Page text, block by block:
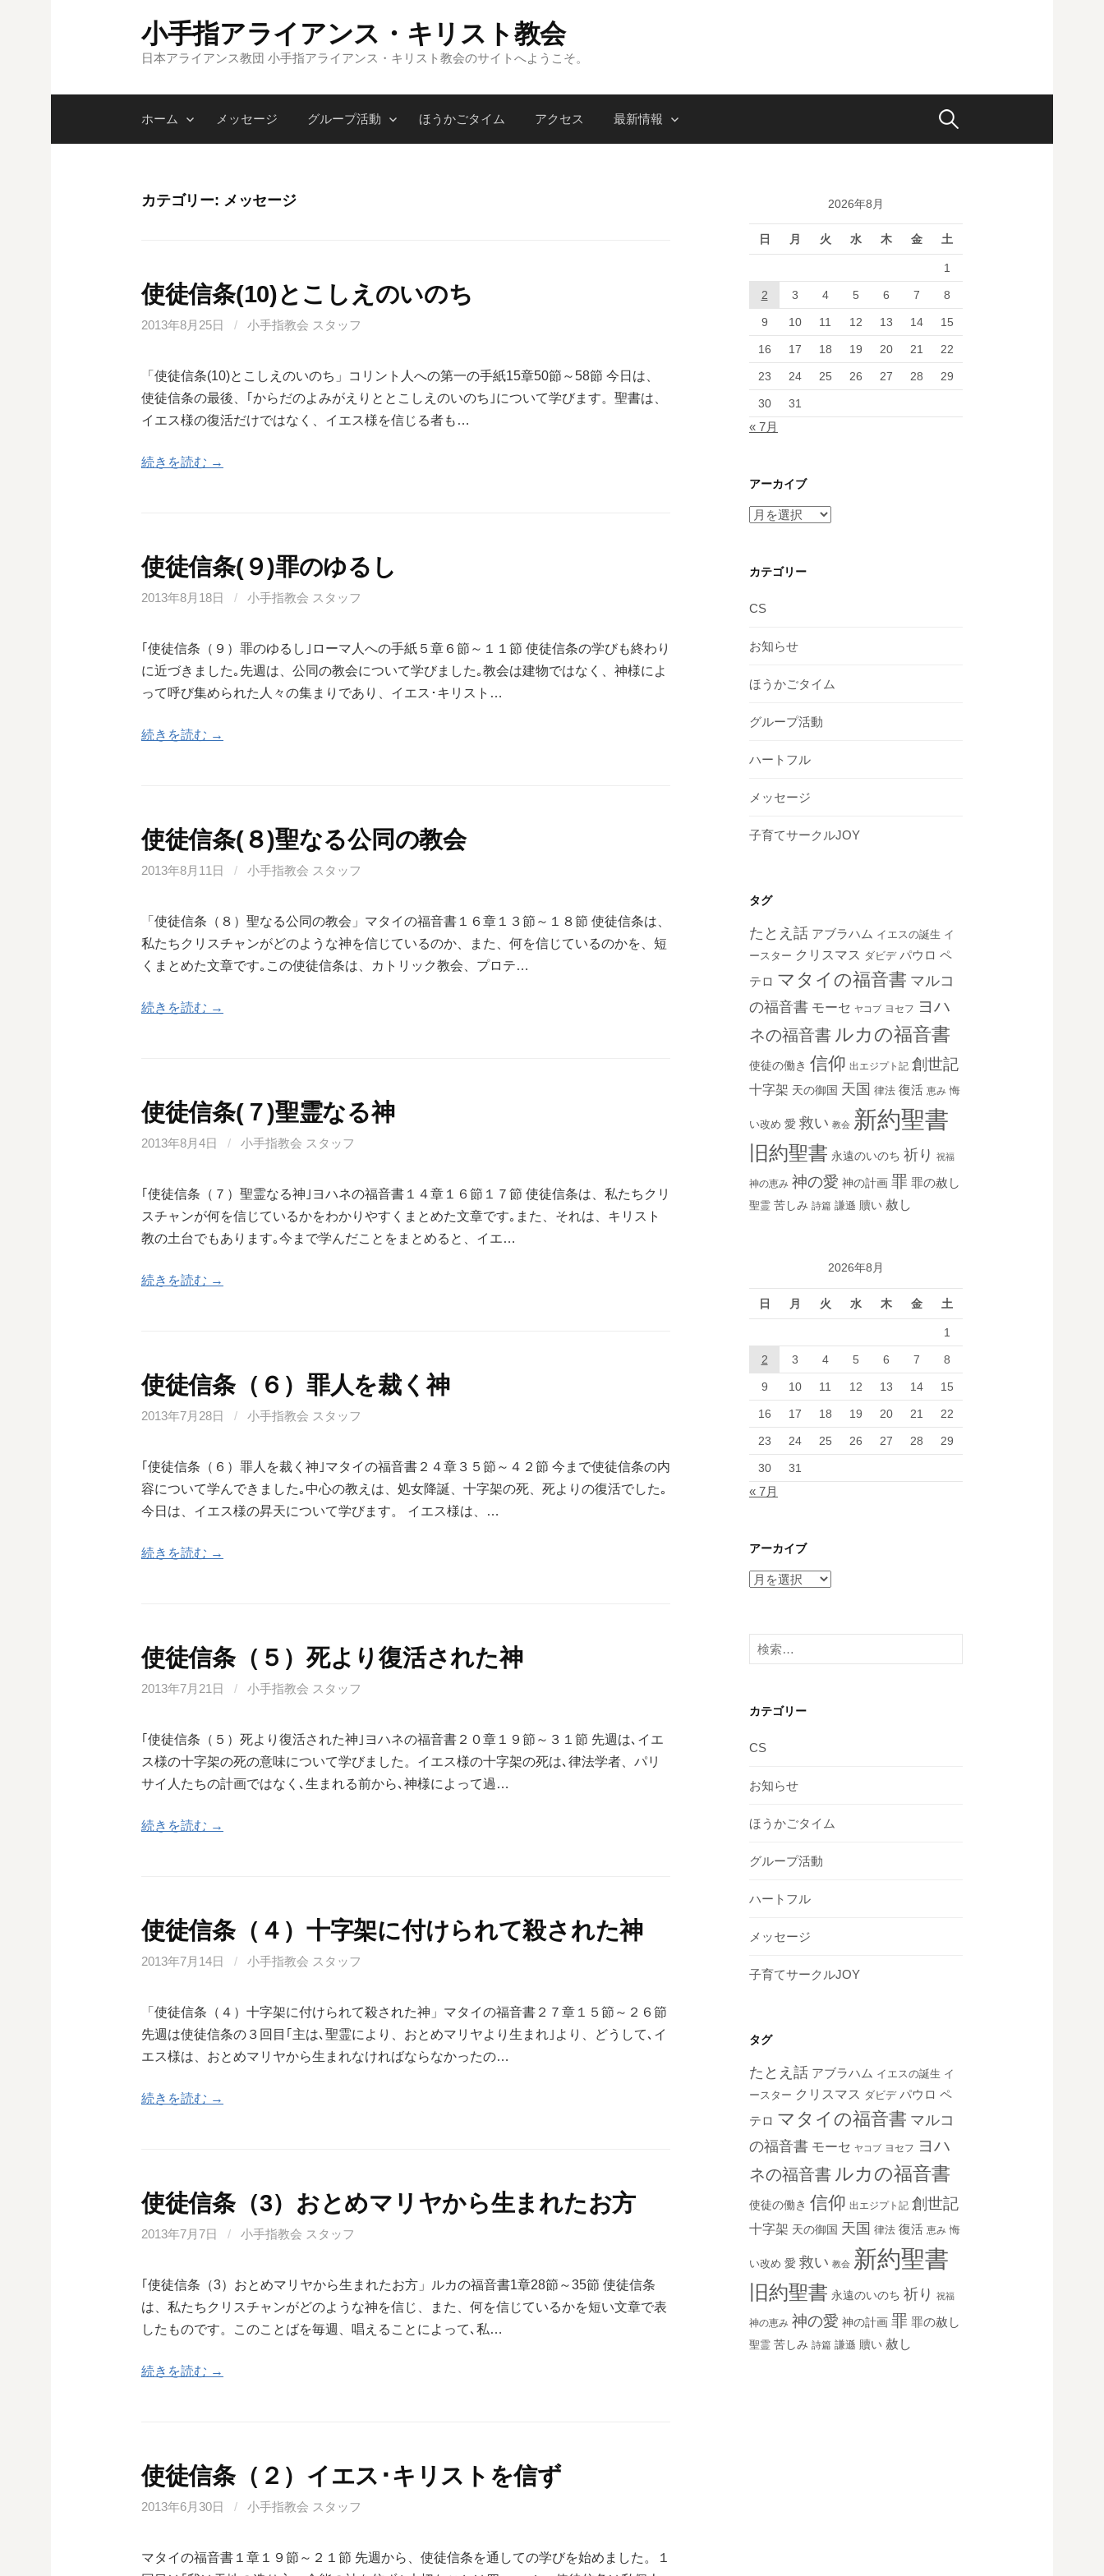
ツ
ス
小手指アライアンス・キリスト教会
日本アライアンス教団 小手指アライアンス・キリスト教会のサイトへようこそ。
ホーム メッセージ グループ活動 ほうかごタイム アクセス 最新情報 検
カテゴリー: メッセージ
使徒信条(10)とこしえのいのち
2013年8月25日 / 小手指教会 スタッフ
「使徒信条(10)とこしえのいのち」コリント人への第一の手紙15章50節～58節 今日は、
使徒信条の最後、｢からだのよみがえりととこしえのいのち｣について学びます。聖書は、
イエス様の復活だけではなく、イエス様を信じる者も…
続きを読む →
使徒信条(９)罪のゆるし
2013年8月18日 / 小手指教会 スタッフ
｢使徒信条（９）罪のゆるし｣ローマ人への手紙５章６節～１１節 使徒信条の学びも終わり
に近づきました｡先週は、公同の教会について学びました｡教会は建物ではなく、神様によ
って呼び集められた人々の集まりであり、イエス･キリスト…
続きを読む →
使徒信条(８)聖なる公同の教会
2013年8月11日 / 小手指教会 スタッフ
「使徒信条（８）聖なる公同の教会」マタイの福音書１６章１３節～１８節 使徒信条は、
私たちクリスチャンがどのような神を信じているのか、また、何を信じているのかを、短
くまとめた文章です｡この使徒信条は、カトリック教会、プロテ…
続きを読む →
使徒信条(７)聖霊なる神
2013年8月4日 / 小手指教会 スタッフ
｢使徒信条（７）聖霊なる神｣ヨハネの福音書１４章１６節１７節 使徒信条は、私たちクリ
スチャンが何を信じているかをわかりやすくまとめた文章です｡また、それは、キリスト
教の土台でもあります｡今まで学んだことをまとめると、イエ…
続きを読む →
使徒信条（６）罪人を裁く神
2013年7月28日 / 小手指教会 スタッフ
｢使徒信条（６）罪人を裁く神｣マタイの福音書２４章３５節～４２節 今まで使徒信条の内
容について学んできました｡中心の教えは、処女降誕、十字架の死、死よりの復活でした｡
今日は、イエス様の昇天について学びます。 イエス様は、…
続きを読む →
使徒信条（５）死より復活された神
2013年7月21日 / 小手指教会 スタッフ
｢使徒信条（５）死より復活された神｣ヨハネの福音書２０章１９節～３１節 先週は､イエ
ス様の十字架の死の意味について学びました。イエス様の十字架の死は､律法学者、パリ
サイ人たちの計画ではなく､生まれる前から､神様によって過…
続きを読む →
使徒信条（４）十字架に付けられて殺された神
2013年7月14日 / 小手指教会 スタッフ
「使徒信条（４）十字架に付けられて殺された神」マタイの福音書２７章１５節～２６節
先週は使徒信条の３回目｢主は､聖霊により、おとめマリヤより生まれ｣より、どうして､イ
エス様は、おとめマリヤから生まれなければならなかったの…
続きを読む →
使徒信条（3）おとめマリヤから生まれたお方
2013年7月7日 / 小手指教会 スタッフ
｢使徒信条（3）おとめマリヤから生まれたお方」ルカの福音書1章28節～35節 使徒信条
は、私たちクリスチャンがどのような神を信じ、また、何を信じているかを短い文章で表
したものです。このことばを毎週、唱えることによって､私…
続きを読む →
使徒信条（２）イエス･キリストを信ず
2013年6月30日 / 小手指教会 スタッフ
マタイの福音書１章１９節～２１節 先週から、使徒信条を通しての学びを始めました。１
2026年8月
日 月 火 水 木 金 土
1
2 3 4 5 6 7 8
9 10 11 12 13 14 15
16 17 18 19 20 21 22
23 24 25 26 27 28 29
30 31
« 7月
アーカイブ
ア
イ
カテゴリー
CS
お知らせ
ほうかごタイム
グループ活動
ハートフル
メッセージ
子育てサークルJOY
タグ
たとえ話 アブラハム イエスの誕生 イ
ースター クリスマス ダビデ パウロ ペ
テロ マタイの福音書 マルコ
の福音書 モーセ ヤコブ ヨセフ ヨハ
ネの福音書 ルカの福音書
使徒の働き 信仰 出エジプト記 創世記
十字架 天の御国 天国 律法 復活 恵み 悔
い改め 愛 救い 教会 新約聖書
旧約聖書 永遠のいのち 祈り 祝福
神の恵み 神の愛 神の計画 罪 罪の赦し
聖霊 苦しみ 詩篇 謙遜 贖い 赦し
2026年8月
日 月 火 水 木 金 土
1
2 3 4 5 6 7 8
9 10 11 12 13 14 15
16 17 18 19 20 21 22
23 24 25 26 27 28 29
30 31
« 7月
アーカイブ
ア
イ
ブ
検
索:
カテゴリー
CS
お知らせ
ほうかごタイム
グループ活動
ハートフル
メッセージ
子育てサークルJOY
タグ
たとえ話 アブラハム イエスの誕生 イ
ースター クリスマス ダビデ パウロ ペ
テロ マタイの福音書 マルコ
の福音書 モーセ ヤコブ ヨセフ ヨハ
ネの福音書 ルカの福音書
使徒の働き 信仰 出エジプト記 創世記
十字架 天の御国 天国 律法 復活 恵み 悔
い改め 愛 救い 教会 新約聖書
旧約聖書 永遠のいのち 祈り 祝福
神の恵み 神の愛 神の計画 罪 罪の赦し
聖霊 苦しみ 詩篇 謙遜 贖い 赦し